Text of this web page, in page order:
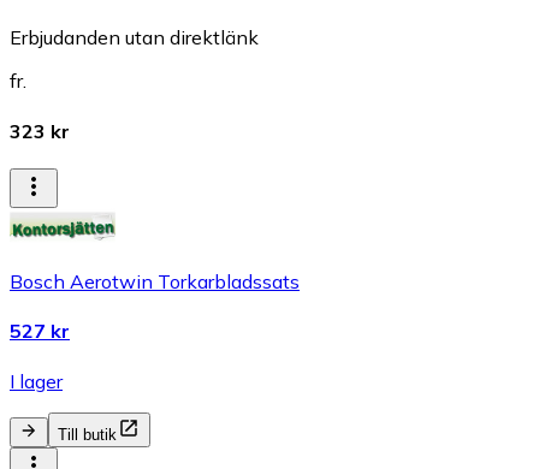
Erbjudanden utan direktlänk
fr.
323 kr
Bosch Aerotwin Torkarbladssats
527 kr
I lager
Till butik